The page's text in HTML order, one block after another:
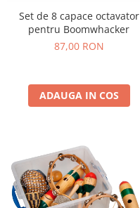
Set de 8 capace octavator
pentru Boomwhacker
87,00 RON
ADAUGA IN COS